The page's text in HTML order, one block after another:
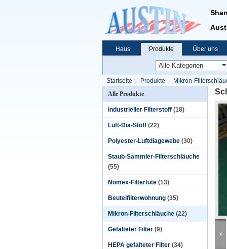
Haus Produkte Über uns
Startseite Produkte Mikron-
Alle Produkte
industrieller Filterstoff (18)
Luft-Dia-Stoff (22)
Polyester-Luftdiagewebe (30)
Staub-Sammler-Filterschläuche
(55)
Nomex-Filtertüte (13)
Beutelfilterwohnung (35)
Mikron-Filterschläuche (22)
Gefalteter Filter (9)
HEPA gefalteter Filter (34)